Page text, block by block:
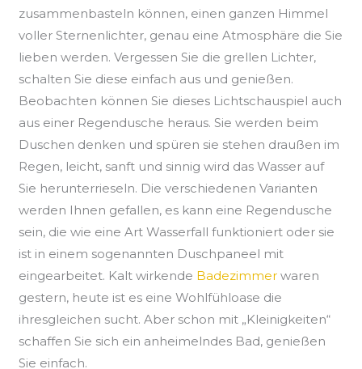
zusammenbasteln können, einen ganzen Himmel
voller Sternenlichter, genau eine Atmosphäre die Sie
lieben werden. Vergessen Sie die grellen Lichter,
schalten Sie diese einfach aus und genießen.
Beobachten können Sie dieses Lichtschauspiel auch
aus einer Regendusche heraus. Sie werden beim
Duschen denken und spüren sie stehen draußen im
Regen, leicht, sanft und sinnig wird das Wasser auf
Sie herunterrieseln. Die verschiedenen Varianten
werden Ihnen gefallen, es kann eine Regendusche
sein, die wie eine Art Wasserfall funktioniert oder sie
ist in einem sogenannten Duschpaneel mit
eingearbeitet. Kalt wirkende Badezimmer waren
gestern, heute ist es eine Wohlfühloase die
ihresgleichen sucht. Aber schon mit „Kleinigkeiten“
schaffen Sie sich ein anheimelndes Bad, genießen
Sie einfach.